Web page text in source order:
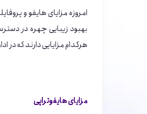
امروزه مزایای هایفو و
بهبود زیبایی چهره در
هرکدام مزایایی دارند که در
مزایای هایفوتراپی